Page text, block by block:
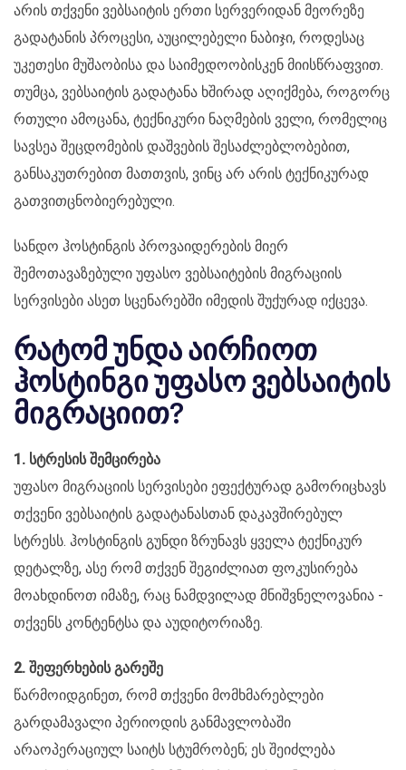
არის თქვენი ვებსაიტის ერთი სერვერიდან მეორეზე
გადატანის პროცესი, აუცილებელი ნაბიჯი, როდესაც
უკეთესი მუშაობისა და საიმედოობისკენ მიისწრაფვით.
თუმცა, ვებსაიტის გადატანა ხშირად აღიქმება, როგორც
რთული ამოცანა, ტექნიკური ნაღმების ველი, რომელიც
სავსეა შეცდომების დაშვების შესაძლებლობებით,
განსაკუთრებით მათთვის, ვინც არ არის ტექნიკურად
გათვითცნობიერებული.
სანდო ჰოსტინგის პროვაიდერების მიერ
შემოთავაზებული უფასო ვებსაიტების მიგრაციის
სერვისები ასეთ სცენარებში იმედის შუქურად იქცევა.
რატომ უნდა აირჩიოთ
ჰოსტინგი უფასო ვებსაიტის
მიგრაციით?
1. სტრესის შემცირება
უფასო მიგრაციის სერვისები ეფექტურად გამორიცხავს
თქვენი ვებსაიტის გადატანასთან დაკავშირებულ
სტრესს. ჰოსტინგის გუნდი ზრუნავს ყველა ტექნიკურ
დეტალზე, ასე რომ თქვენ შეგიძლიათ ფოკუსირება
მოახდინოთ იმაზე, რაც ნამდვილად მნიშვნელოვანია -
თქვენს კონტენტსა და აუდიტორიაზე.
2. შეფერხების გარეშე
წარმოიდგინეთ, რომ თქვენი მომხმარებლები
გარდამავალი პერიოდის განმავლობაში
არაოპერაციულ საიტს სტუმრობენ; ეს შეიძლება